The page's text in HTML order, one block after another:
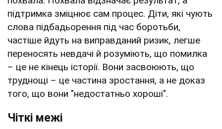
підтримка зміцнює сам процес. Діти, які чують
слова підбадьорення під час боротьби,
частіше йдуть на виправданий ризик, легше
переносять невдачі й розуміють, що помилка
– це не кінець історії. Вони засвоюють, що
труднощі – це частина зростання, а не доказ
того, що вони "недостатньо хороші".
Чіткі межі